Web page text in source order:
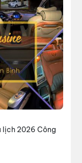
lịch 2026 Công